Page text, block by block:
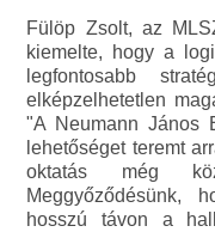
Fülöp Zsolt, az
kiemelte, hogy a
legfontosabb
elképzelhetetlen
"A Neumann János
lehetőséget teremt
oktatás még
Meggyőződésünk,
hosszú távon a